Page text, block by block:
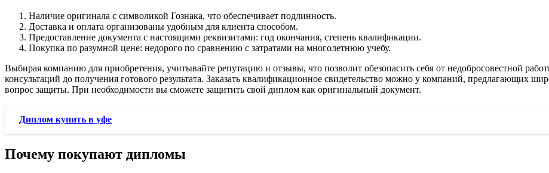
Наличие оригинала с символикой Гознака, что обеспечивает подлинность.
Доставка и оплата организованы удобным для клиента способом.
Предоставление документа с настоящими реквизитами: год окончания, степень квалификации.
Покупка по разумной цене: недорого по сравнению с затратами на многолетнюю учебу.
Выбирая компанию для приобретения, учитывайте репутацию и отзывы, что позволит обезопасить себя от недобросовестной
консультаций до получения готового результата. Заказать квалификационное свидетельство можно у компаний, предлагающих
вопрос защиты. При необходимости вы сможете защитить свой диплом как оригинальный документ.
Диплом купить в уфе
Почему покупают дипломы